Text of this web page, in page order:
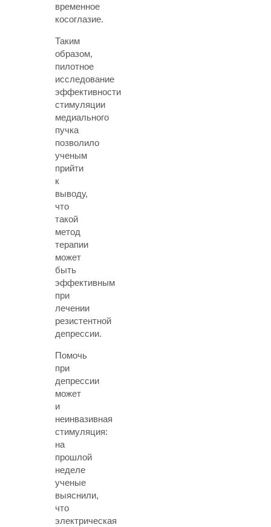
временное
косоглазие.
Таким
образом,
пилотное
исследование
эффективности
стимуляции
медиального
пучка
позволило
ученым
прийти
к
выводу,
что
такой
метод
терапии
может
быть
эффективным
при
лечении
резистентной
депрессии.
Помочь
при
депрессии
может
и
неинвазивная
стимуляция:
на
прошлой
неделе
ученые
выяснили,
что
электрическая